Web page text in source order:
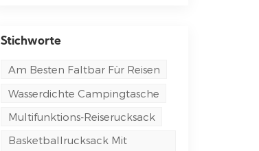
Stichworte
Am Besten Faltbar Für Reisen
Wasserdichte Campingtasche
Multifunktions-Reiserucksack
Basketballrucksack Mit